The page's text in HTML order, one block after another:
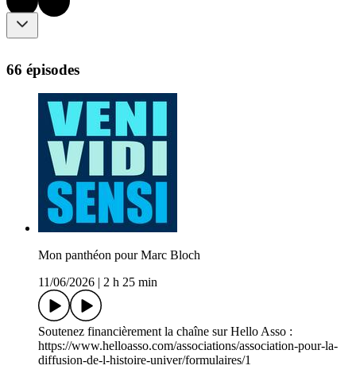
66 épisodes
Mon panthéon pour Marc Bloch
11/06/2026
2 h 25 min
Soutenez financièrement la chaîne sur Hello Asso :
https://www.helloasso.com/associations/association-pour-la-
diffusion-de-l-histoire-univer/formulaires/1